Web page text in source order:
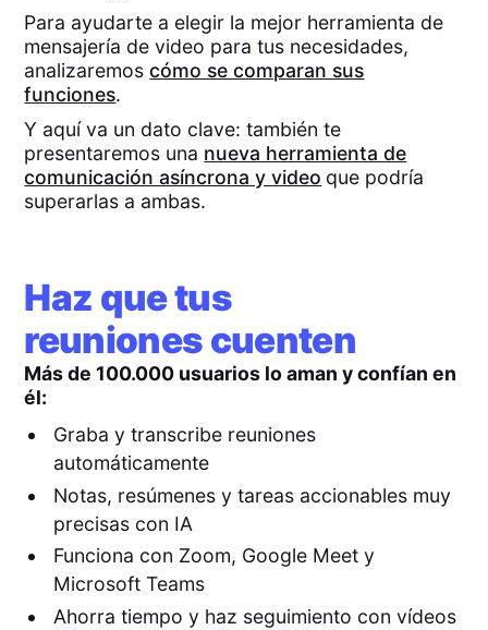
Para ayudarte a elegir la mejor herramienta de
mensajería de video para tus necesidades,
analizaremoscómo se comparan sus
funciones.
Y aquí va un dato clave: también te
presentaremos una nueva herramienta de
comunicación asíncrona y video que podría
superarlas a ambas.
Haz que tus
reuniones cuenten
Más de 100.000 usuarios lo aman y confían en
él:
Graba y transcribe reuniones
automáticamente
Notas, resúmenes y tareas accionables muy
precisas con IA
Funciona con Zoom, Google Meet y
Microsoft Teams
Ahorra tiempo y haz seguimiento con vídeos